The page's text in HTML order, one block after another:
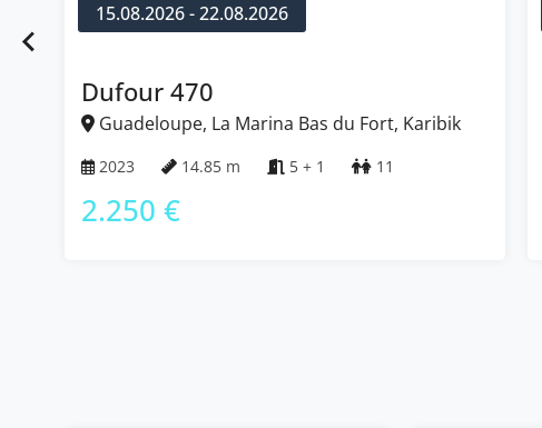
15.08.2026 - 22.08.2026
Dufour 470
Guadeloupe, La Marina Bas du Fort, Karibik
2023 14.85 m 5 + 1 11
2.250 €